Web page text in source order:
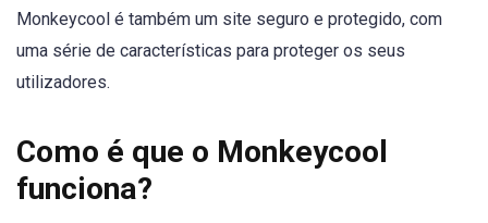
Monkeycool é também um site seguro e protegido, com
uma série de características para proteger os seus
utilizadores.
Como é que o Monkeycool
funciona?